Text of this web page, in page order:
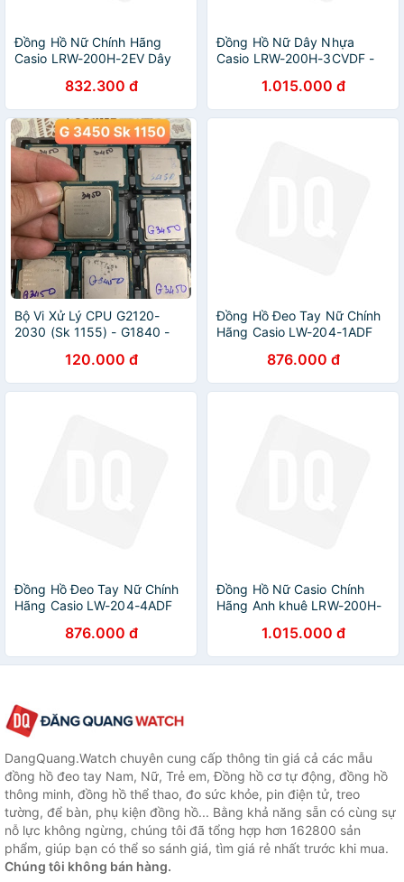
Đồng Hồ Nữ Chính Hãng
Casio LRW-200H-2EV Dây
832.300 đ
Đồng Hồ Nữ Dây Nhựa
Casio LRW-200H-3CVDF -
1.015.000 đ
Bộ Vi Xử Lý CPU G2120-
2030 (Sk 1155) - G1840 -
3450 (Sk 1150) Giá Rẻ
Chuẩn - Vi Tính Bắc Hải
120.000 đ
Đồng Hồ Đeo Tay Nữ Chính
Hãng Casio LW-204-1ADF
876.000 đ
Đồng Hồ Đeo Tay Nữ Chính
Hãng Casio LW-204-4ADF
876.000 đ
Đồng Hồ Nữ Casio Chính
Hãng Anh khuê LRW-200H-
Hiệu Nhật Bản1.015.000 đ
DangQuang.Watch chuyên cung cấp thông tin giá cả các mẫu
đồng hồ đeo tay Nam, Nữ, Trẻ em, Đồng hồ cơ tự động, đồng hồ
thông minh, đồng hồ thể thao, đo sức khỏe, pin điện tử, treo
tường, để bàn, phụ kiện đồng hồ... Bằng khả năng sẵn có cùng sự
nỗ lực không ngừng, chúng tôi đã tổng hợp hơn 162800 sản
phẩm, giúp bạn có thể so sánh giá, tìm giá rẻ nhất trước khi mua.
Chúng tôi không bán hàng.